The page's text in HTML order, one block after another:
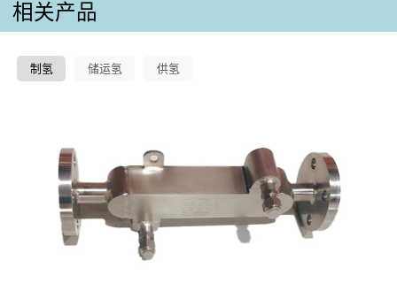
相关产品
制氢 储运氢 供氢